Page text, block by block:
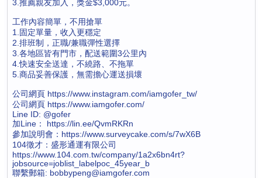
3.推薦親友加入，獎金$3,000元。
工作內容簡單，不用搶單
1.固定單量，收入更穩定
2.排班制，正職/兼職彈性選擇
3.各地區皆有門市，配送範圍3公里內
4.快速安全送達，不繞路、不拖單
5.商品妥善保護，無需擔心運送損壞
公司網頁 https://www.instagram.com/iamgofer_tw/
公司網頁 https://www.iamgofer.com/
Line ID: @gofer
加Line： https://lin.ee/QvmRKRn
參加說明會：https://www.surveycake.com/s/7wX6B
104徵才：盛形通運有限公司
https://www.104.com.tw/company/1a2x6bn4rt?
jobsource=joblist_labelpoc_45year_b
聯繫郵箱: bobbypeng@iamgofer.com